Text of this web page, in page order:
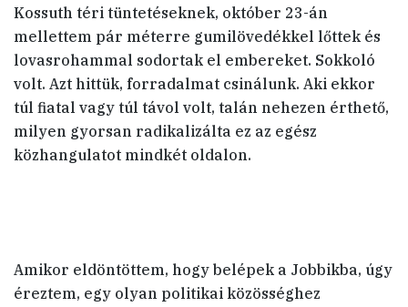
Kossuth téri tüntetéseknek, október 23-án
mellettem pár méterre gumilövedékkel lőttek és
lovasrohammal sodortak el embereket. Sokkoló
volt. Azt hittük, forradalmat csinálunk. Aki ekkor
túl fiatal vagy túl távol volt, talán nehezen érthető,
milyen gyorsan radikalizálta ez az egész
közhangulatot mindkét oldalon.
Amikor eldöntöttem, hogy belépek a Jobbikba, úgy
éreztem, egy olyan politikai közösséghez